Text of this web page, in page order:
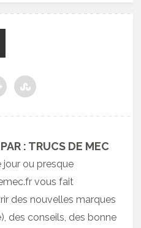
: TRUCS DE MEC
jour ou presque
vous fait
des nouvelles marques
des conseils, des bonne